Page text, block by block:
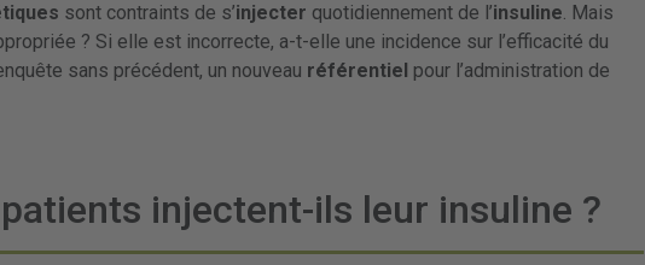
sont contraints de s’injecter quotidiennement de l’insuline. Mais
? Si elle est incorrecte, a-t-elle une incidence sur l’efficacité du
sans précédent, un nouveau référentiel pour l’administration de
injectent-ils leur insuline ?